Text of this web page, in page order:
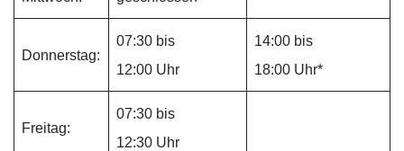
Donnerstag:
07:30 bis
12:00 Uhr
14:00 bis
18:00 Uhr*
Freitag:
07:30 bis
12:30 Uhr